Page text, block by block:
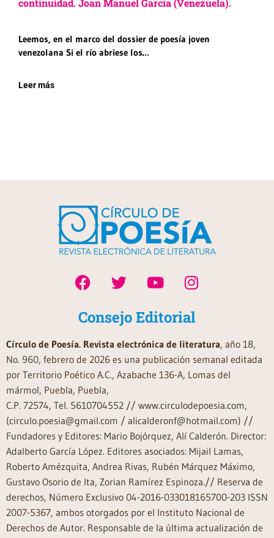
continuidad. Joan Manuel Garcia (Venezuela).
Leemos, en el marco del dossier de poesía joven
venezolana Si el río abriese los…
Leer más
Consejo Editorial
Círculo de Poesía. Revista electrónica de literatura, año 18,
No. 960, febrero de 2026 es una publicación semanal editada
por Territorio Poético A.C., Azabache 136-A, Lomas del
mármol, Puebla, Puebla,
C.P. 72574, Tel. 5610704552 // www.circulodepoesia.com,
(circulo.poesia@gmail.com / alicalderonf@hotmail.com) //
Fundadores y Editores: Mario Bojórquez, Alí Calderón. Director:
Adalberto García López. Editores asociados: Mijail Lamas,
Roberto Amézquita, Andrea Rivas, Rubén Márquez Máximo,
Gustavo Osorio de Ita, Zorian Ramírez Espinoza.// Reserva de
derechos, Número Exclusivo 04-2016-033018165700-203 ISSN
2007-5367, ambos otorgados por el Instituto Nacional de
Derechos de Autor. Responsable de la última actualización de